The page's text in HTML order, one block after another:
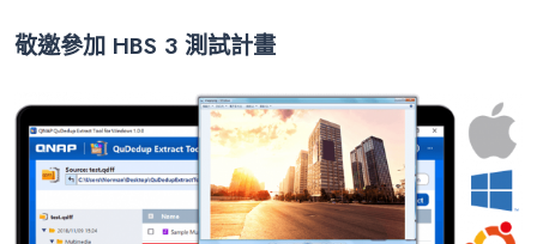
敬邀參加 HBS 3 測試計畫